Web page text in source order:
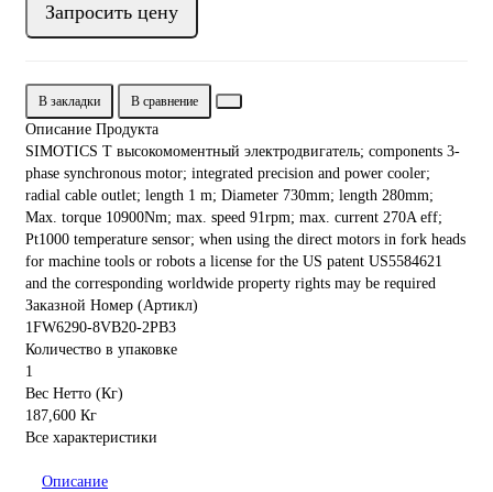
Запросить цену
В закладки В сравнение
Описание Продукта
SIMOTICS T высокомоментный электродвигатель; components 3-
phase synchronous motor; integrated precision and power cooler;
radial cable outlet; length 1 m; Diameter 730mm; length 280mm;
Max. torque 10900Nm; max. speed 91rpm; max. current 270A eff;
Pt1000 temperature sensor; when using the direct motors in fork heads
for machine tools or robots a license for the US patent US5584621
and the corresponding worldwide property rights may be required
Заказной Номер (Артикл)
1FW6290-8VB20-2PB3
Количество в упаковке
1
Вес Нетто (Кг)
187,600 Кг
Все характеристики
Описание